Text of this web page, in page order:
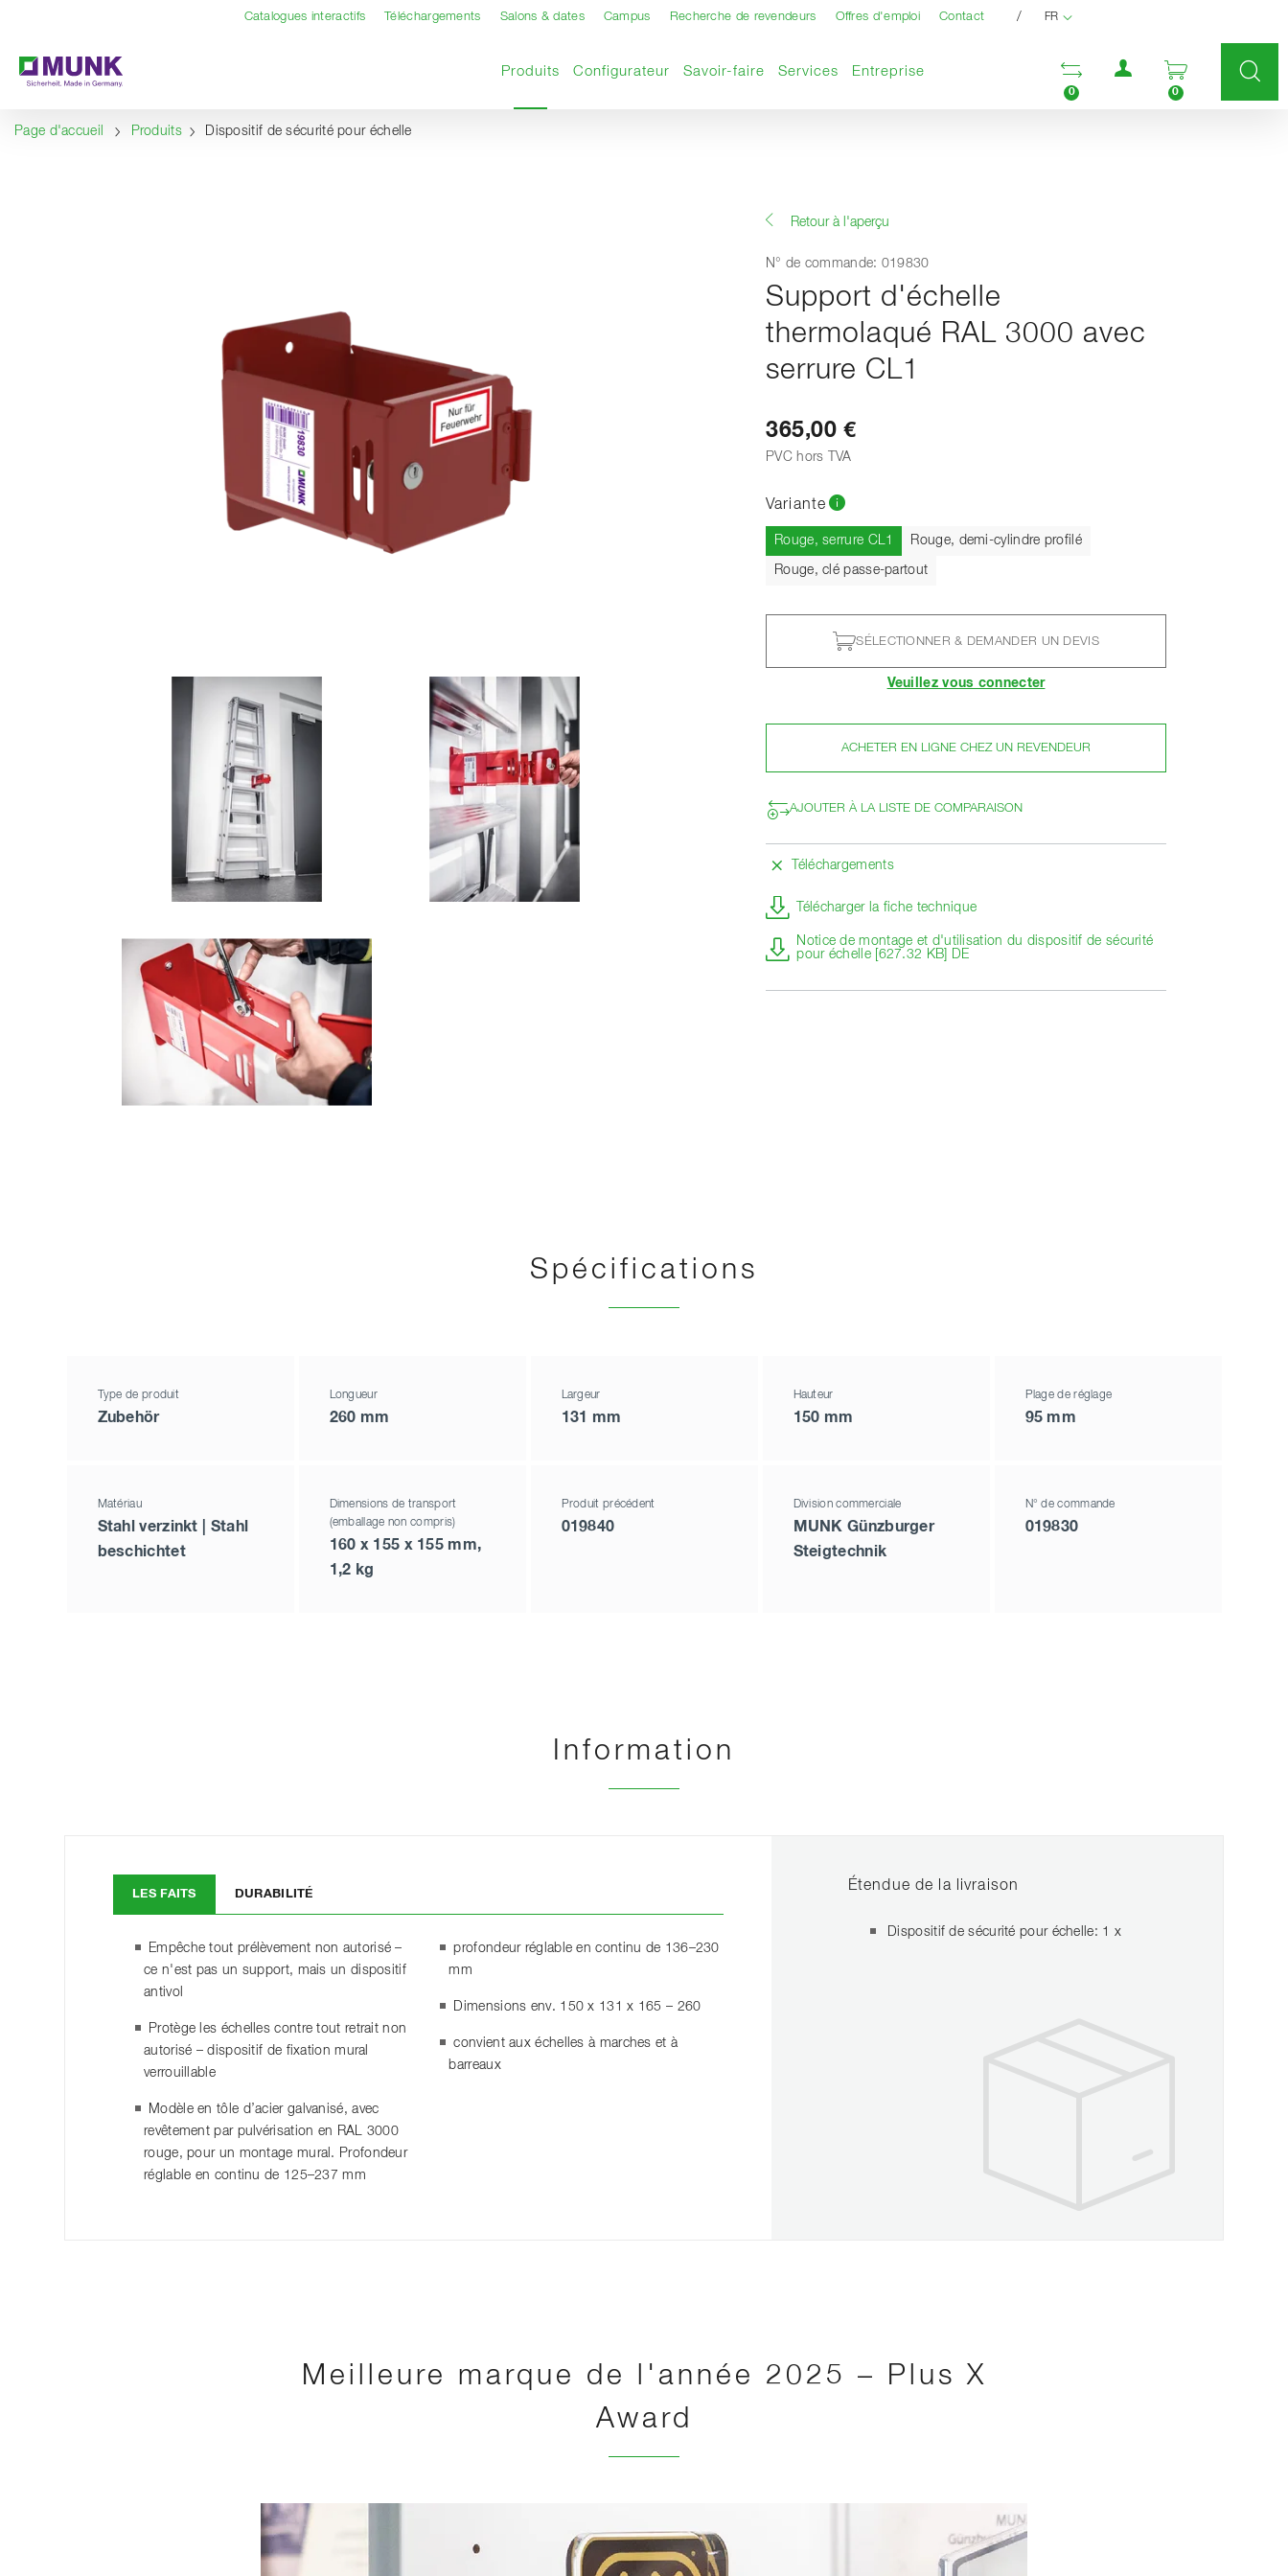
Catalogues interactifs Téléchargements Salons & dates Campus Recherche de revendeurs Offres d'emploi Contact / FR
ProduitsPage actuelle
Configurateur Savoir-faire Services Entreprise Ouvrir la liste
0
Menu utilisateur
Ouvrir le
0
Page d'accueil Produits Dispositif de sécurité pour échelle
Retour à l'aperçu
N° de commande: 019830
Support d'échelle
thermolaqué RAL 3000 avec
serrure CL1
365,00 €
PVC hors TVA
Variante
Rouge, serrure CL1 Actuel
Rouge, demi-cylindre profilé
Rouge, clé passe-partout
SÉLECTIONNER & DEMANDER UN DEVIS
Veuillez vous connecter
ACHETER EN LIGNE CHEZ UN REVENDEUR
AJOUTER À LA LISTE DE COMPARAISON
Téléchargements
Télécharger la fiche technique
Notice de montage et d'utilisation du dispositif de sécurité
pour échelle [627.32 KB] DE
Spécifications
Type de produit
Zubehör
Longueur
260 mm
Largeur
131 mm
Hauteur
150 mm
Plage de réglage
95 mm
Matériau
Stahl verzinkt | Stahl
beschichtet
Dimensions de transport
(emballage non compris)
160 x 155 x 155 mm,
1,2 kg
Produit précédent
019840
Division commerciale
MUNK Günzburger
Steigtechnik
N° de commande
019830
Information
LES FAITS DURABILITÉ
Empêche tout prélèvement non autorisé –
ce n'est pas un support, mais un dispositif
antivol
Protège les échelles contre tout retrait non
autorisé – dispositif de fixation mural
verrouillable
Modèle en tôle d’acier galvanisé, avec
revêtement par pulvérisation en RAL 3000
rouge, pour un montage mural. Profondeur
réglable en continu de 125–237 mm
profondeur réglable en continu de 136–230
mm
Dimensions env. 150 x 131 x 165 – 260
convient aux échelles à marches et à
barreaux
Étendue de la livraison
Dispositif de sécurité pour échelle: 1 x
Meilleure marque de l'année 2025 – Plus X
Award